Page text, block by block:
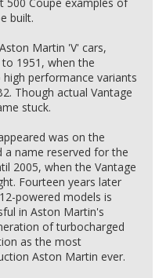
built.
Martin 'V' cars,
1951, when the
performance variants
Though actual Vantage
stuck.
was on the
a name reserved for the
2005, when the Vantage
Fourteen years later
powered models is
in Aston Martin's
of turbocharged
as the most
Aston Martin ever.